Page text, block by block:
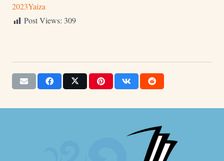
2023Yaiza
Post Views: 309